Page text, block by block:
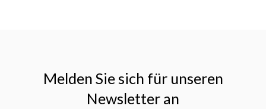
Melden Sie sich für unseren
Newsletter an